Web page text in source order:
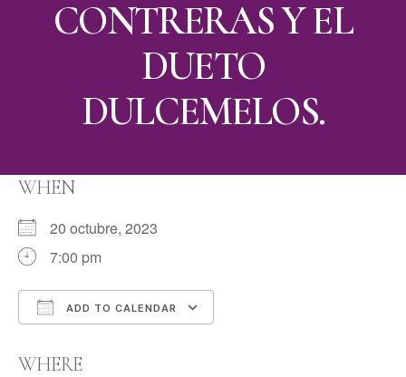
CONTRERAS Y EL
DUETO
DULCEMELOS.
WHEN
20 octubre, 2023
7:00 pm
ADD TO CALENDAR
WHERE